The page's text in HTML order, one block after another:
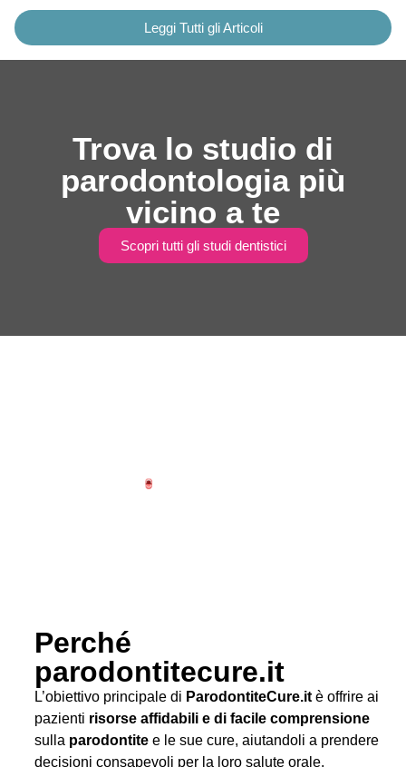
Leggi Tutti gli Articoli
Trova lo studio di
parodontologia più
vicino a te
Scopri tutti gli studi dentistici
Perché
parodontitecure.it
L’obiettivo principale di ParodontiteCure.it è offrire ai
pazienti risorse affidabili e di facile comprensione
sulla parodontite e le sue cure, aiutandoli a prendere
decisioni consapevoli per la loro salute orale.